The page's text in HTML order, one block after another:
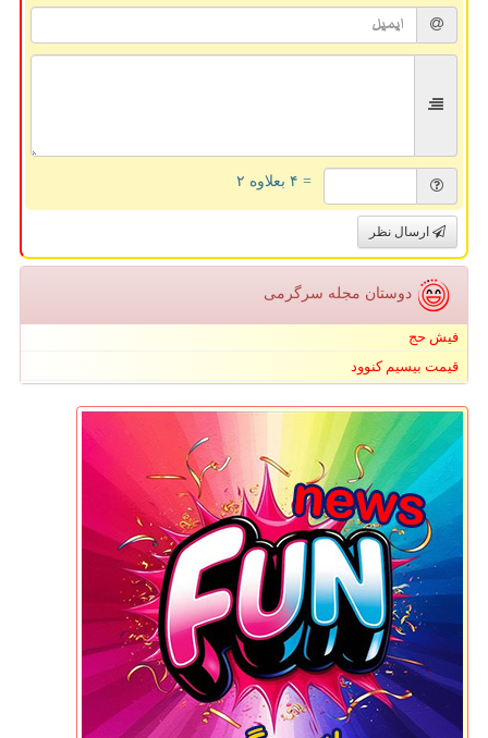
= ۴ بعلاوه ۲
ارسال نظر
دوستان مجله سرگرمی
فیش حج
قیمت بیسیم کنوود